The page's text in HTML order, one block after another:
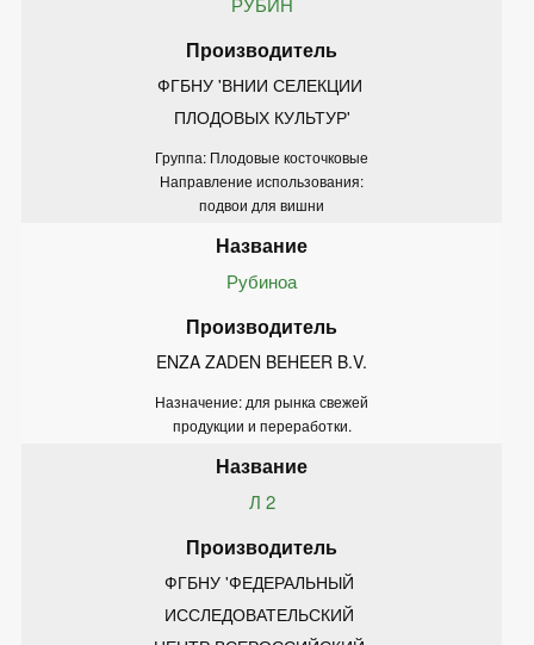
ФГБНУ 'ВНИИ СЕЛЕКЦИИ
ПЛОДОВЫХ КУЛЬТУР'
Группа: Плодовые косточковые
Направление использования:
подвои для вишни
Рубиноа
ENZA ZADEN BEHEER B.V.
Назначение: для рынка свежей
продукции и переработки.
Л 2
ФГБНУ 'ФЕДЕРАЛЬНЫЙ
ИССЛЕДОВАТЕЛЬСКИЙ